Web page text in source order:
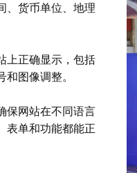
、货币单位、地理
上正确显示，包括
和图像调整。
保网站在不同语言
表单和功能都能正